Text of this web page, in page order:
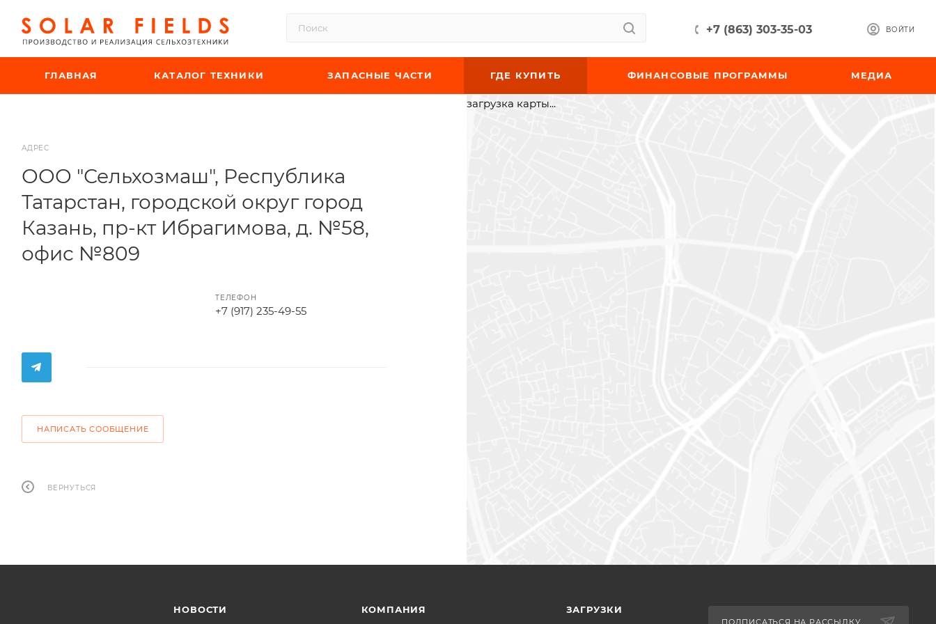
ВОЙТИ
+7 (863) 303-35-03
ГЛАВНАЯ КАТАЛОГ ТЕХНИКИ ЗАПАСНЫЕ ЧАСТИ ГДЕ КУПИТЬ ФИНАНСОВЫЕ ПРОГРАММЫ МЕДИА
АДРЕС
ООО "Сельхозмаш", Республика
Татарстан, городской округ город
Казань, пр-кт Ибрагимова, д. №58,
офис №809
ТЕЛЕФОН
+7 (917) 235-49-55
НАПИСАТЬ СООБЩЕНИЕ
ВЕРНУТЬСЯ
загрузка карты...
НОВОСТИ КОМПАНИЯ ЗАГРУЗКИ
ПОДПИСАТЬСЯ НА РАССЫЛКУ